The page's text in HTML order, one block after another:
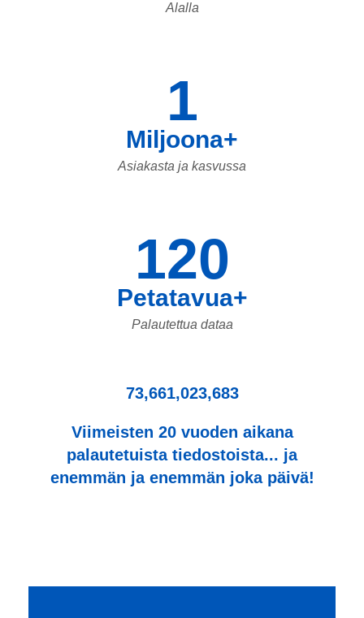
Alalla
1
Miljoona+
Asiakasta ja kasvussa
120
Petatavua+
Palautettua dataa
73,661,023,683
Viimeisten 20 vuoden aikana
palautetuista tiedostoista... ja
enemmän ja enemmän joka päivä!